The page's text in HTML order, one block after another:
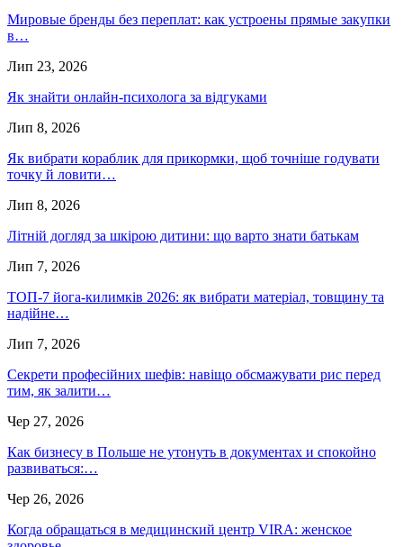
Мировые бренды без переплат: как устроены прямые закупки
в…
Лип 23, 2026
Як знайти онлайн-психолога за відгуками
Лип 8, 2026
Як вибрати кораблик для прикормки, щоб точніше годувати
точку й ловити…
Лип 8, 2026
Літній догляд за шкірою дитини: що варто знати батькам
Лип 7, 2026
ТОП-7 йога-килимків 2026: як вибрати матеріал, товщину та
надійне…
Лип 7, 2026
Секрети професійних шефів: навіщо обсмажувати рис перед
тим, як залити…
Чер 27, 2026
Как бизнесу в Польше не утонуть в документах и спокойно
развиваться:…
Чер 26, 2026
Когда обращаться в медицинский центр VIRA: женское